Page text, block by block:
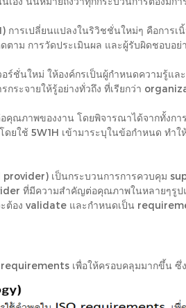
ารเปลี่ยนแปลงในริวิชชั่นใหม่ๆ คือการเ
ม การวัดประเมินผล และผู้รับผิดชอบอย่า
ชั่นใหม่ ให้องค์กรเป็นผู้กำหนดความรู้แ
กระจายให้รู้อย่างทั่วถึง ที่เรียกว่า
ณภาพของงาน โดยพิจารณาได้จากทั้งกา
ใช้ 5W1H เข้ามาระบุในข้อกำหนด ทำ
เป็นกระบวนการการควบคุม
ที่มีความสำคัญต่อคุณภาพในหลายๆรูป
อง validate และกำหนดเป็น
เพื่อให้ครอบคลุมมากขึ้น ซึ่